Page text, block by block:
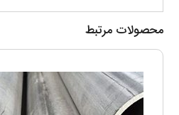
محصولات مرتبط